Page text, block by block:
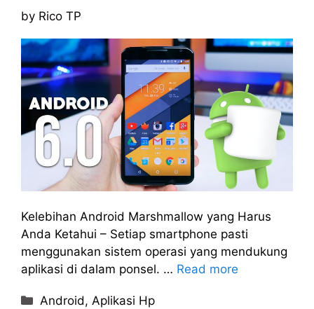
by Rico TP
Kelebihan Android Marshmallow yang Harus
Anda Ketahui – Setiap smartphone pasti
menggunakan sistem operasi yang mendukung
aplikasi di dalam ponsel. … Read more
Categories
Android,Aplikasi Hp